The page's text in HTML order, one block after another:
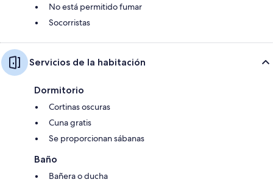
No está permitido fumar
Socorristas
Servicios de la habitación
Dormitorio
Cortinas oscuras
Cuna gratis
Se proporcionan sábanas
Baño
Bañera o ducha